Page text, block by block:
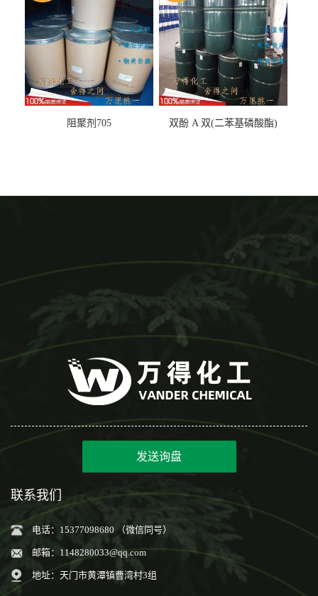
阻聚剂705 双酚 A 双(二苯基磷酸酯)
发送询盘
联系我们
电话：15377098680 （微信同号）
邮箱： 1148280033@qq.com
地址：天门市黄潭镇曹湾村3组